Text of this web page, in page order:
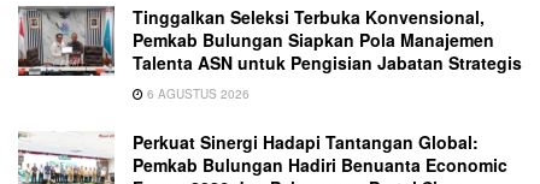
Tinggalkan Seleksi Terbuka Konvensional,
Pemkab Bulungan Siapkan Pola Manajemen
Talenta ASN untuk Pengisian Jabatan Strategis
6 AGUSTUS 2026
Perkuat Sinergi Hadapi Tantangan Global:
Pemkab Bulungan Hadiri Benuanta Economic